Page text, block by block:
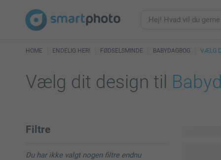
HOME ENDELIG HER! FØDSELSMINDE BABYDAGBOG VÆLG
Vælg dit design til
Filtre
Du har ikke valgt nogen filtre endnu